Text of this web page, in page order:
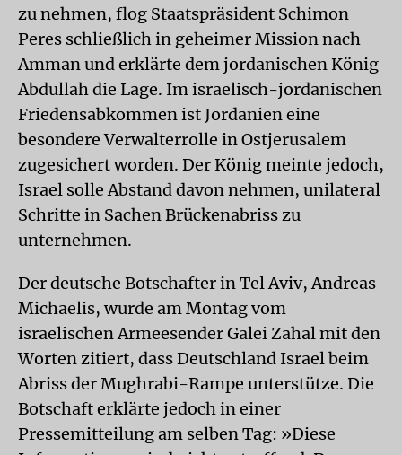
zu nehmen, flog Staatspräsident Schimon
Peres schließlich in geheimer Mission nach
Amman und erklärte dem jordanischen König
Abdullah die Lage. Im israelisch-jordanischen
Friedensabkommen ist Jordanien eine
besondere Verwalterrolle in Ostjerusalem
zugesichert worden. Der König meinte jedoch,
Israel solle Abstand davon nehmen, unilateral
Schritte in Sachen Brückenabriss zu
unternehmen.
Der deutsche Botschafter in Tel Aviv, Andreas
Michaelis, wurde am Montag vom
israelischen Armeesender Galei Zahal mit den
Worten zitiert, dass Deutschland Israel beim
Abriss der Mughrabi-Rampe unterstütze. Die
Botschaft erklärte jedoch in einer
Pressemitteilung am selben Tag: »Diese